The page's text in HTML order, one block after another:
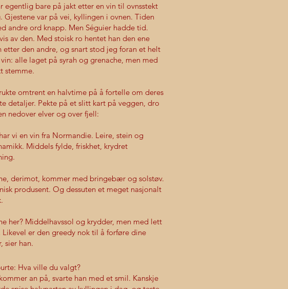
egentlig bare på jakt etter en vin til ovnsstekt
Gjestene var på vei, kyllingen i ovnen. Tiden
andre ord knapp. Men Séguier hadde tid.
av den. Med stoisk ro hentet han den ene
etter den andre, og snart stod jeg foran et helt
alle laget på syrah og grenache, men med
stemme.
omtrent en halvtime på å fortelle om deres
detaljer. Pekte på et slitt kart på veggen, dro
nedover elver og over fjell:
vi en vin fra Normandie. Leire, stein og
Middels fylde, friskhet, krydret
derimot, kommer med bringebær og solstøv.
produsent. Og dessuten et meget nasjonalt
her? Middelhavssol og krydder, men med lett
Likevel er den greedy nok til å forføre dine
sier han.
Hva ville du valgt?
an på, svarte han med et smil. Kanskje